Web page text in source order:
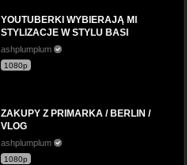
YOUTUBERKI WYBIERAJĄ MI
STYLIZACJE W STYLU BASI
ashplumplum
1080p
ZAKUPY Z PRIMARKA / BERLIN /
VLOG
ashplumplum
1080p